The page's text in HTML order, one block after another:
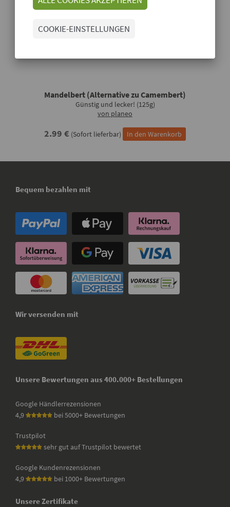
Mandelbert (Alternative zu Camembert)
Günstig und lecker! (125g)
von planeo
2.99 € (Sofort lieferbar) In den Warenkorb
Bequem bezahlen mit
Wir versenden mit
Unsere Bewertungen aus 400.000+ Bestellungen
Google Händlerrezensionen
4,9
bei 5000+ Bewertungen
Trustpilot
sehr gut auf Trustpilot bewertet
Google Kundenrezensionen
4,9
bei 1000+ Bewertungen
Unsere Zertifikate
COOKIE-EINSTELLUNGEN